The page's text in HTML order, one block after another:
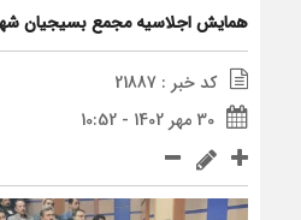
همایش اجلاسیه مجمع بسیجیان
کد خبر : 21887
30 مهر 1402 - 10:52